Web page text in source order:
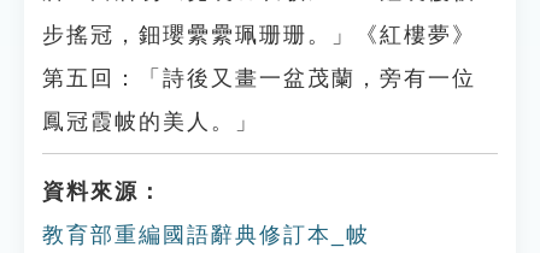
步搖冠，鈿瓔纍纍珮珊珊。」《紅樓夢》
第五回：「詩後又畫一盆茂蘭，旁有一位
鳳冠霞帔的美人。」
資料來源：
教育部重編國語辭典修訂本_帔